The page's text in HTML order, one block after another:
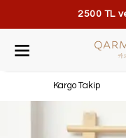
2500 TL
Kargo Takip